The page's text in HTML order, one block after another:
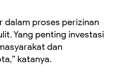
dalam proses perizinan
Yang penting investasi
dan
katanya.